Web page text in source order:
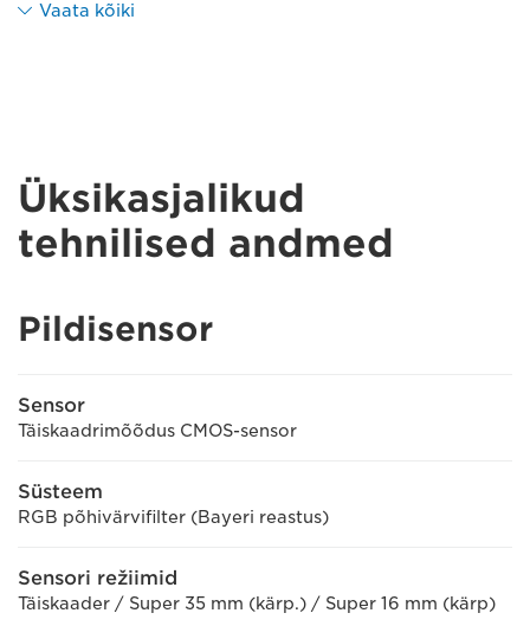
Vaata kõiki
Üksikasjalikud
tehnilised andmed
Pildisensor
Sensor
Täiskaadrimõõdus CMOS-sensor
Süsteem
RGB põhivärvifilter (Bayeri reastus)
Sensori režiimid
Täiskaader / Super 35 mm (kärp.) / Super 16 mm (kärp)